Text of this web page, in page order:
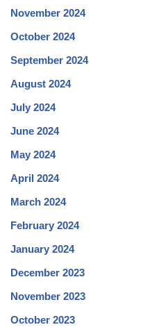
November 2024
October 2024
September 2024
August 2024
July 2024
June 2024
May 2024
April 2024
March 2024
February 2024
January 2024
December 2023
November 2023
October 2023